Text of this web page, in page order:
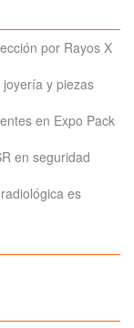
por Rayos X
y piezas
en Expo Pack
en seguridad
es